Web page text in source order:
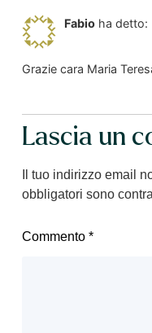
Fabio ha detto:
Grazie cara Maria
Lascia un
Il tuo indirizzo email
obbligatori sono
Commento *